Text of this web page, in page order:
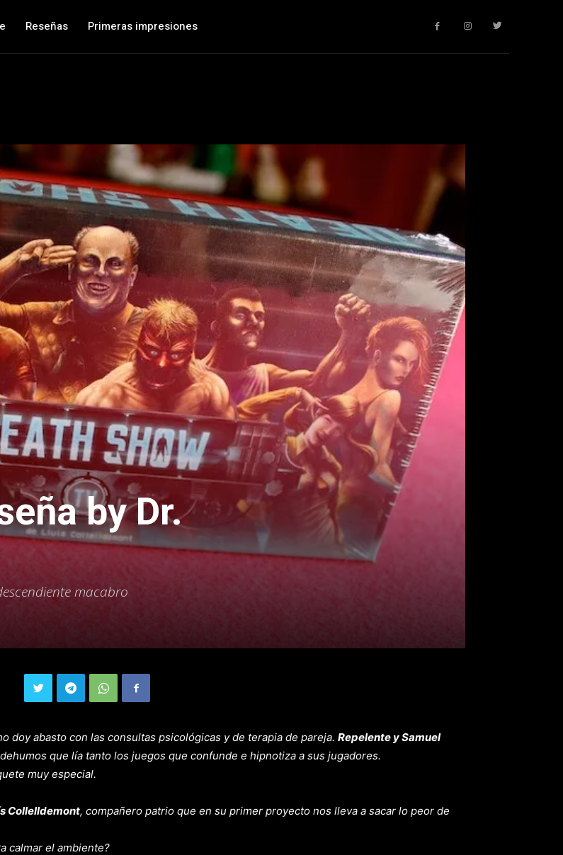
Reseñas Primeras impresiones
by Dr.
macabro
doy abasto con las consultas psicológicas y de terapia de pareja. Repelente y Samuel
que lía tanto los juegos que confunde e hipnotiza a sus jugadores.
muy especial.
Collelldemont, compañero patrio que en su primer proyecto nos lleva a sacar lo peor de
calmar el ambiente?